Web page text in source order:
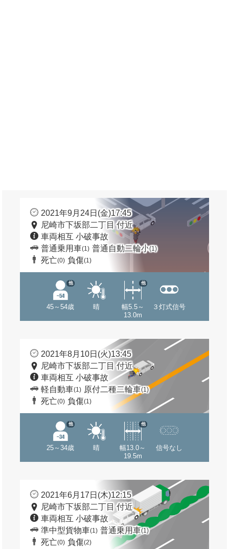
2021年9月24日(金)17:45
尼崎市下坂部二丁目 付近
車両相互 小破事故
普通乗用車(1) 普通自動二輪小(1)
死亡(0) 負傷(1)
45～54歳
他
晴
幅5.5～
13.0m
他
３灯式信号
2021年8月10日(火)13:45
尼崎市下坂部二丁目 付近
車両相互 小破事故
軽自動車(1) 原付二種二輪車(1)
死亡(0) 負傷(1)
25～34歳
他
晴
幅13.0～
19.5m
他
信号なし
2021年6月17日(木)12:15
尼崎市下坂部二丁目 付近
車両相互 小破事故
準中型貨物車(1) 普通乗用車(1)
死亡(0) 負傷(2)